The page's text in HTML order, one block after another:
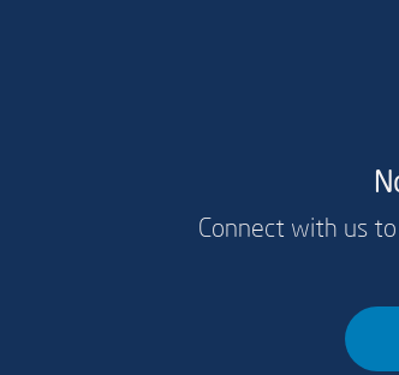
Connect with us